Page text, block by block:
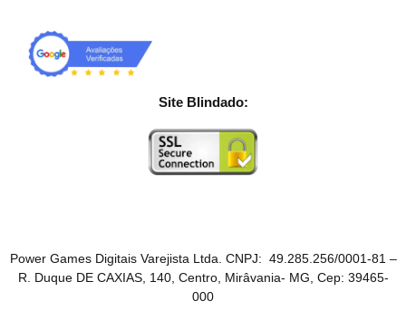
Site Blindado:
Power Games Digitais Varejista Ltda. CNPJ: 49.285.256/0001-81 –
R. Duque DE CAXIAS, 140, Centro, Mirâvania- MG, Cep: 39465-
000